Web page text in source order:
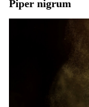
Piper nigrum